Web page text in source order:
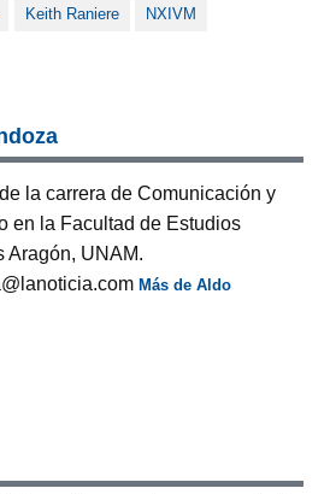
Keith Raniere NXIVM
la carrera de Comunicación y
en la Facultad de Estudios
Aragón, UNAM.
Más de Aldo